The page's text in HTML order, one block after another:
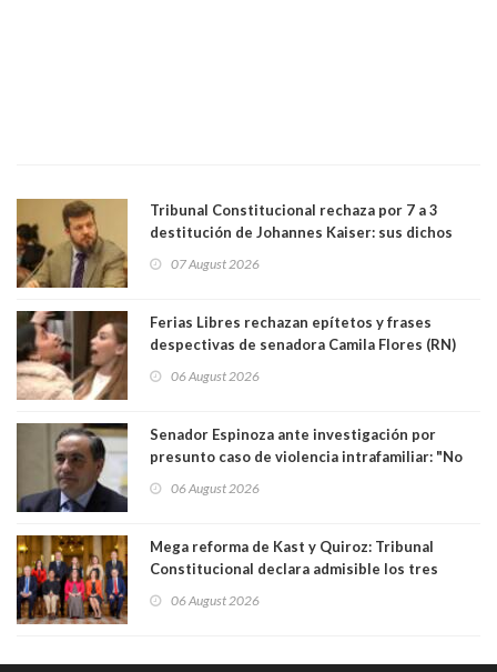
Tribunal Constitucional rechaza por 7 a 3
destitución de Johannes Kaiser: sus dichos
justicia constitucional porque no es diputado
07 August 2026
Ferias Libres rechazan epítetos y frases
despectivas de senadora Camila Flores (RN)
06 August 2026
Senador Espinoza ante investigación por
presunto caso de violencia intrafamiliar: "No
antecedentes a Tribunal Supremo
06 August 2026
Mega reforma de Kast y Quiroz: Tribunal
Constitucional declara admisible los tres
06 August 2026